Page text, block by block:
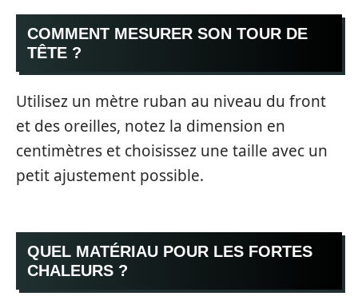
COMMENT MESURER SON TOUR DE
TÊTE ?
Utilisez un mètre ruban au niveau du front
et des oreilles, notez la dimension en
centimètres et choisissez une taille avec un
petit ajustement possible.
QUEL MATÉRIAU POUR LES FORTES
CHALEURS ?